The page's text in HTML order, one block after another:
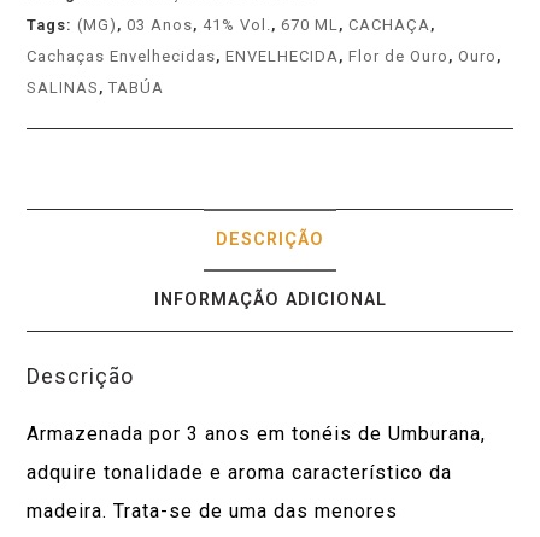
Tags:(MG) ,03 Anos, 41% Vol.,670 ML,CACHAÇA,
Cachaças Envelhecidas,ENVELHECIDA,Flor de Ouro ,Ouro ,
SALINAS ,TABÚA
DESCRIÇÃO
INFORMAÇÃO ADICIONAL
Descrição
Armazenada por 3 anos em tonéis de Umburana,
adquire tonalidade e aroma característico da
madeira. Trata-se de uma das menores